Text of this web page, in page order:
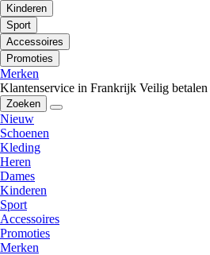
Kinderen
Sport
Accessoires
Promoties
Merken
Klantenservice in Frankrijk Veilig betalen
Zoeken
Nieuw
Schoenen
Kleding
Heren
Dames
Kinderen
Sport
Accessoires
Promoties
Merken